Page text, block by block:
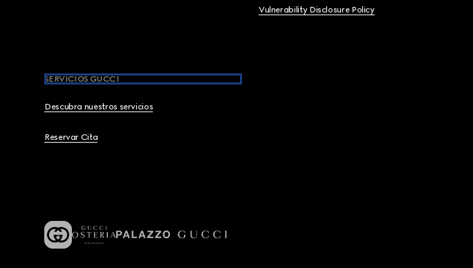
Vulnerability Disclosure Policy
SERVICIOS GUCCI
Descubra nuestros servicios
Reservar Cita